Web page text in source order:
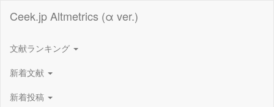
Ceek.jp Altmetrics (α ver.)
文献ランキング
新着文献
新着投稿